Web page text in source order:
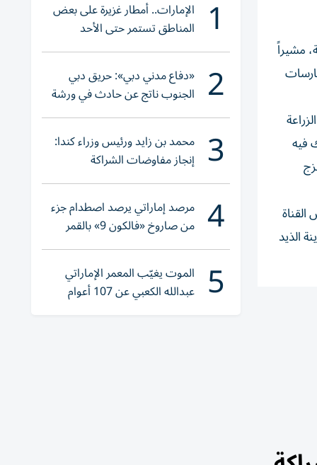
مشيراً
فيه
الذيد
1 الإمارات.. أمطار غزيرة على بعض
المناطق تستمر حتى الأحد
2 «دفاع مدني دبي»: حريق دبي
الجنوب ناتج عن حادث في ورشة
ولا إصابات
3 محمد بن زايد ورئيس وزراء كندا:
إنجاز مفاوضات الشراكة
الاقتصادية في وقت قياسي
4 مرصد إماراتي يرصد اصطدام جزء
من صاروخ «فالكون 9» بالقمر
5 الموت يغيّب المعمر الإماراتي
عبدالله الكعبي عن 107 أعوام